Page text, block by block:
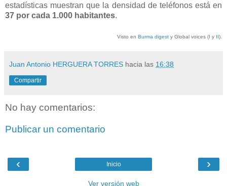
estadísticas muestran que la densidad de teléfonos está en
37 por cada 1.000 habitantes.
Visto en Burma digest y Global voices (I y II).
Juan Antonio HERGUERA TORRES hacia las 16:38
Compartir
No hay comentarios:
Publicar un comentario
‹ ›
Inicio
Ver versión web